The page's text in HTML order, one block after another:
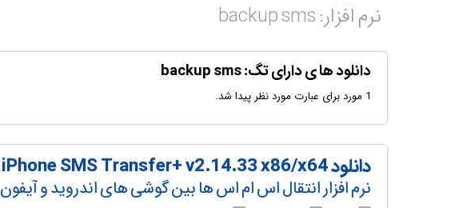
نرم افزار: backup sms
دانلود ها ی دارای تگ: backup sms
1 مورد برای عبارت مورد نظر پیدا شد.
دانلود Backuptrans Android iPhone SMS Transfer+ v2.14.33 x86/x64
نرم افزار انتقال اس ام اس ها بین گوشی های اندروید و آیفون